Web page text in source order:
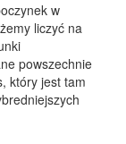
w
liczyć na
powszechnie
który jest tam